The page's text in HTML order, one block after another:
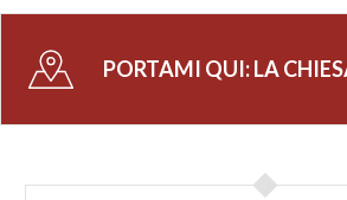
PORTAMI QUI:LA